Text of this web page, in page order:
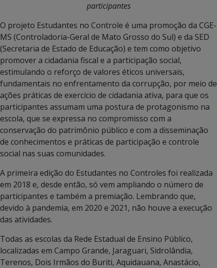
participantes
O projeto Estudantes no Controle é uma promoção da CGE-
MS (Controladoria-Geral de Mato Grosso do Sul) e da SED
(Secretaria de Estado de Educação) e tem como objetivo
promover a cidadania fiscal e a participação social,
estimulando o reforço de valores éticos universais,
fundamentais no enfrentamento da corrupção, por meio de
ações práticas de exercício de cidadania ativa, para que os
participantes assumam uma postura de protagonismo na
escola, que se expressa no compromisso com a
conservação do patrimônio público e com a disseminação
de conhecimentos e práticas de participação e controle
social nas suas comunidades.
A primeira edição do Estudantes no Controles foi realizada
em 2018 e, desde então, só vem ampliando o número de
participantes e também a premiação. Lembrando que,
devido à pandemia, em 2020 e 2021, não houve a execução
das atividades.
Todas as escolas da Rede Estadual de Ensino Público,
localizadas em Campo Grande, Jaraguari, Sidrolândia,
Terenos, Dois Irmãos do Buriti, Aquidauana, Anastácio,